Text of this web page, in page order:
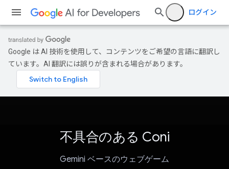
ログイン
Google は AI 技術を使用して、コンテンツをご希望の言語に翻訳し
ています。AI 翻訳には誤りが含まれる場合があります。
不具合のある Coni
Gemini ベースのウェブゲーム